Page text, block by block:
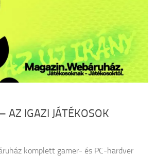
AZ IGAZI JÁTÉKOSOK
komplett gamer‑ és PC‑hardver